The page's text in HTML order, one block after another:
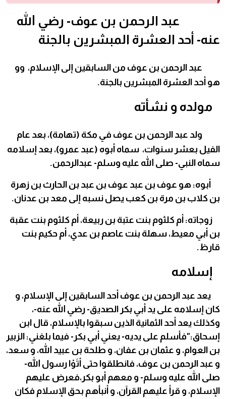
عبد الرحمن بن عوف- رضي الله
عنه- أحد العشرة المبشرين بالجنة
عبد الرحمن بن عوف من السابقين إلى الإسلام، وو
هو أحد العشرة المبشرين بالجنة.
مولده و نشأته
ولد عبد الرحمن بن عوف في مكة (تهامة)، بعد عام
الفيل بعشر سنوات، سماه أبوه (عبد عمرو)، بعد إسلامه
سماه النبي- صلى الله عليه وسلم- عبدالرحمن.
أبوه: هو عوف بن عبد عوف بن عبد بن الحارث بن زهرة
بن كلاب بن مرة بن كعب يصل نسبه إلى معد بن عدنان.
زوجاته: أم كلثوم بنت عتبة بن ربيعة، أم كلثوم بنت عقبة
بن أبي معيط، سهلة بنت عاصم بن عدي، أم حكيم بنت
قارظ.
إسلامه
يعد عبد الرحمن بن عوف أحد السابقين إلى الإسلام، و
كان إسلامه على يد أبي بكر الصديق- رضي الله عنه-،
وكذلك يعد أحد الثمانية الذين سبقوا بالإسلام، قال ابن
إسحاق:"فأسلم على يديه- يعني أبي بكر- فيما بلغني: الزبير
بن العوام، و عثمان بن عفان، و طلحة بن عبيد الله، و سعد،
و عبد الرحمن بن عوف، فانطلقوا حتى أتَوْا رسول الله-
صلى الله عليه وسلم- و معهم أبو بكر،فعرض عليهم
الإسلام، و قرأ عليهم القرآن، و أنبأهم بحق الإسلام فكان